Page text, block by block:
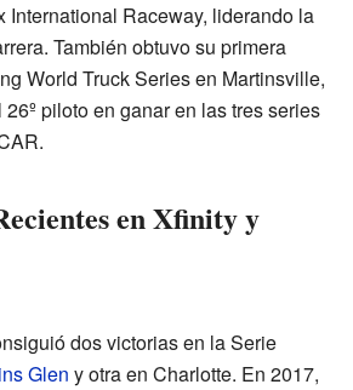
International Raceway, liderando la
También obtuvo su primera
World Truck Series en Martinsville,
piloto en ganar en las tres series
en Xfinity y
dos victorias en la Serie
Glen y otra en Charlotte. En 2017,